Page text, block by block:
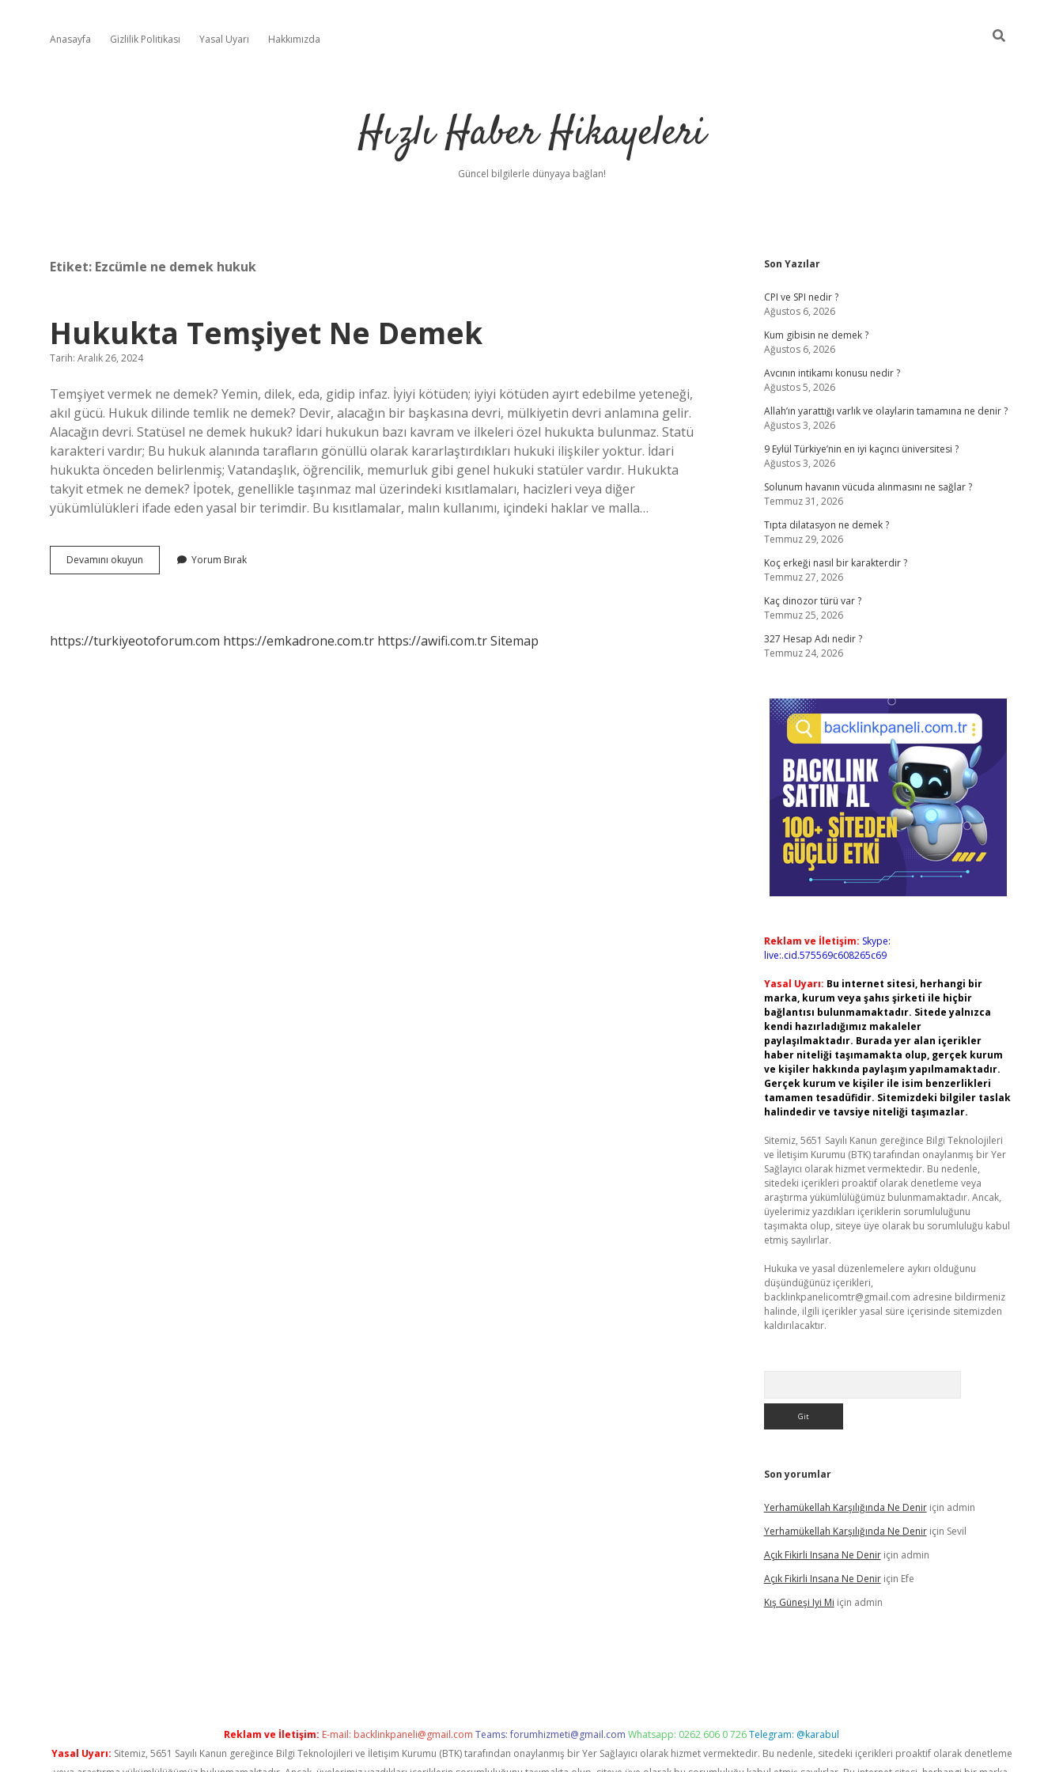
Anasayfa Gizlilik Politikası Yasal Uyarı Hakkımızda
Hızlı Haber Hikayeleri
Güncel bilgilerle dünyaya bağlan!
Etiket: Ezcümle ne demek hukuk
Hukukta Temşiyet Ne Demek
Tarih: Aralık 26, 2024
Temşiyet vermek ne demek? Yemin, dilek, eda, gidip infaz. İyiyi kötüden; iyiyi kötüden ayırt edebilme yeteneği,
akıl gücü. Hukuk dilinde temlik ne demek? Devir, alacağın bir başkasına devri, mülkiyetin devri anlamına gelir.
Alacağın devri. Statüsel ne demek hukuk? İdari hukukun bazı kavram ve ilkeleri özel hukukta bulunmaz. Statü
karakteri vardır; Bu hukuk alanında tarafların gönüllü olarak kararlaştırdıkları hukuki ilişkiler yoktur. İdari
hukukta önceden belirlenmiş; Vatandaşlık, öğrencilik, memurluk gibi genel hukuki statüler vardır. Hukukta
takyit etmek ne demek? İpotek, genellikle taşınmaz mal üzerindeki kısıtlamaları, hacizleri veya diğer
yükümlülükleri ifade eden yasal bir terimdir. Bu kısıtlamalar, malın kullanımı, içindeki haklar ve malla…
Devamını okuyun Hukukta
Temşiyet
Yorum Bırak
https://turkiyeotoforum.com https://emkadrone.com.tr https://awifi.com.trSitemap
Sidebar
Son Yazılar
CPI ve SPI nedir ?
Ağustos 6, 2026
Kum gibisin ne demek ?
Ağustos 6, 2026
Avcının intikamı konusu nedir ?
Ağustos 5, 2026
Allah’ın yarattığı varlık ve olaylarin tamamına ne denir ?
Ağustos 3, 2026
9 Eylül Türkiye’nin en iyi kaçıncı üniversitesi ?
Ağustos 3, 2026
Solunum havanın vücuda alınmasını ne sağlar ?
Temmuz 31, 2026
Tıpta dilatasyon ne demek ?
Temmuz 29, 2026
Koç erkeği nasıl bir karakterdir ?
Temmuz 27, 2026
Kaç dinozor türü var ?
Temmuz 25, 2026
327 Hesap Adı nedir ?
Temmuz 24, 2026
Reklam ve İletişim: Skype:
live:.cid.575569c608265c69
Yasal Uyarı: Bu internet sitesi, herhangi bir
marka, kurum veya şahıs şirketi ile hiçbir
bağlantısı bulunmamaktadır. Sitede yalnızca
kendi hazırladığımız makaleler
paylaşılmaktadır. Burada yer alan içerikler
haber niteliği taşımamakta olup, gerçek kurum
ve kişiler hakkında paylaşım yapılmamaktadır.
Gerçek kurum ve kişiler ile isim benzerlikleri
tamamen tesadüfidir. Sitemizdeki bilgiler taslak
halindedir ve tavsiye niteliği taşımazlar.
Sitemiz, 5651 Sayılı Kanun gereğince Bilgi Teknolojileri
ve İletişim Kurumu (BTK) tarafından onaylanmış bir Yer
Sağlayıcı olarak hizmet vermektedir. Bu nedenle,
sitedeki içerikleri proaktif olarak denetleme veya
araştırma yükümlülüğümüz bulunmamaktadır. Ancak,
üyelerimiz yazdıkları içeriklerin sorumluluğunu
taşımakta olup, siteye üye olarak bu sorumluluğu kabul
etmiş sayılırlar.
Hukuka ve yasal düzenlemelere aykırı olduğunu
düşündüğünüz içerikleri,
backlinkpanelicomtr@gmail.com adresine bildirmeniz
halinde, ilgili içerikler yasal süre içerisinde sitemizden
kaldırılacaktır.
Son yorumlar
Yerhamükellah Karşılığında Ne Deniriçin admin
Yerhamükellah Karşılığında Ne Deniriçin Sevil
Açık Fikirli Insana Ne Deniriçin admin
Açık Fikirli Insana Ne Deniriçin Efe
Kış Güneşi Iyi Mi için admin
Reklam ve İletişim: E-mail: backlinkpaneli@gmail.com Teams:forumhizmeti@gmail.com Whatsapp: 0262 606 0 726Telegram: @karabul
Yasal Uyarı: Sitemiz, 5651 Sayılı Kanun gereğince Bilgi Teknolojileri ve İletişim Kurumu (BTK) tarafından onaylanmış bir Yer Sağlayıcı olarak hizmet vermektedir. Bu nedenle, sitedeki içerikleri proaktif olarak denetleme